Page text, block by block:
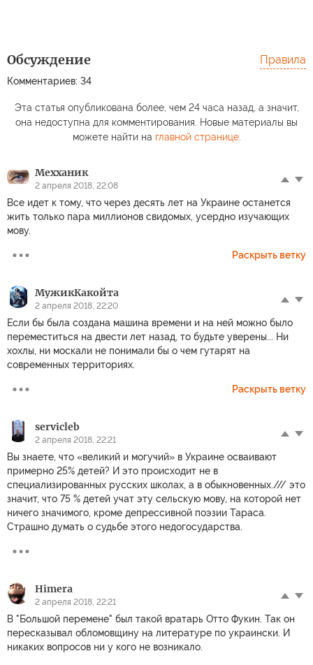
Обсуждение
Комментариев: 34
Правила
Эта статья опубликована более, чем 24 часа назад, а значит,
она недоступна для комментирования. Новые материалы вы
можете найти на главной странице.
Мехханик
2 апреля 2018, 22:08
Все идет к тому, что через десять лет на Украине останется
жить только пара миллионов свидомых, усердно изучающих
мову.
Раскрыть ветку
МужикКакойта
2 апреля 2018, 22:20
Если бы была создана машина времени и на ней можно было
переместиться на двести лет назад, то будьте уверены... Ни
хохлы, ни москали не понимали бы о чем гутарят на
современных территориях.
Раскрыть ветку
servicleb
2 апреля 2018, 22:21
Вы знаете, что «великий и могучий» в Украине осваивают
примерно 25% детей? И это происходит не в
специализированных русских школах, а в обыкновенных./// это
значит, что 75 % детей учат эту сельскую мову, на которой нет
ничего значимого, кроме депрессивной поэзии Тараса.
Страшно думать о судьбе этого недогосударства.
Himera
2 апреля 2018, 22:21
В "Большой перемене" был такой вратарь Отто Фукин. Так он
пересказывал обломовщину на литературе по украински. И
никаких вопросов ни у кого не возникало.